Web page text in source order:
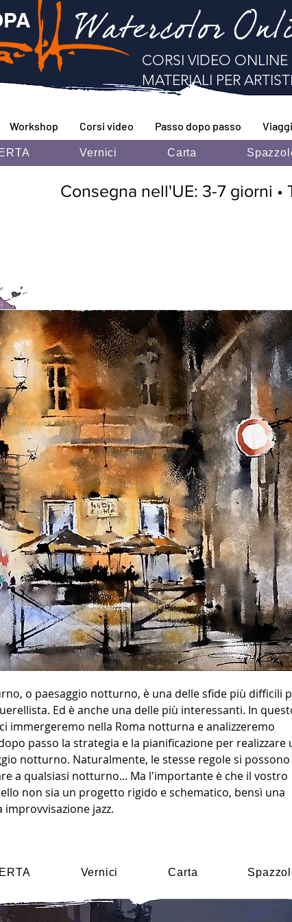
Watercolor
CORSI VIDEO ONLINE
MATERIALI PER ARTISTI
Workshop Corsi video Passo dopo passo
Vernici Carta
Consegna nell'UE: 3-7 giorni
o paesaggio notturno, è una delle sfide più difficili
Ed è anche una delle più interessanti. In
immergeremo nella Roma notturna e analizzeremo
passo la strategia e la pianificazione per realizzare
notturno. Naturalmente, le stesse regole si possono
a qualsiasi notturno... Ma l'importante è che il vostro
non sia un progetto rigido e schematico, bensì una
improvvisazione jazz.
Vernici Carta